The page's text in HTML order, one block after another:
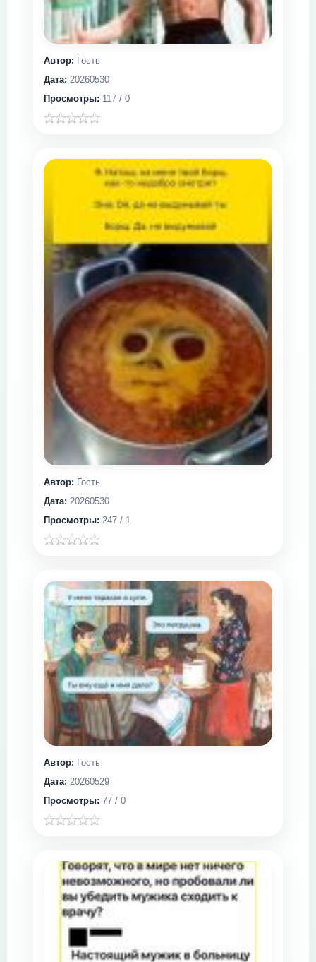
Автор: Гость
Дата: 20260530
Просмотры: 117 / 0
Автор: Гость
Дата: 20260530
Просмотры: 247 / 1
Автор: Гость
Дата: 20260529
Просмотры: 77 / 0